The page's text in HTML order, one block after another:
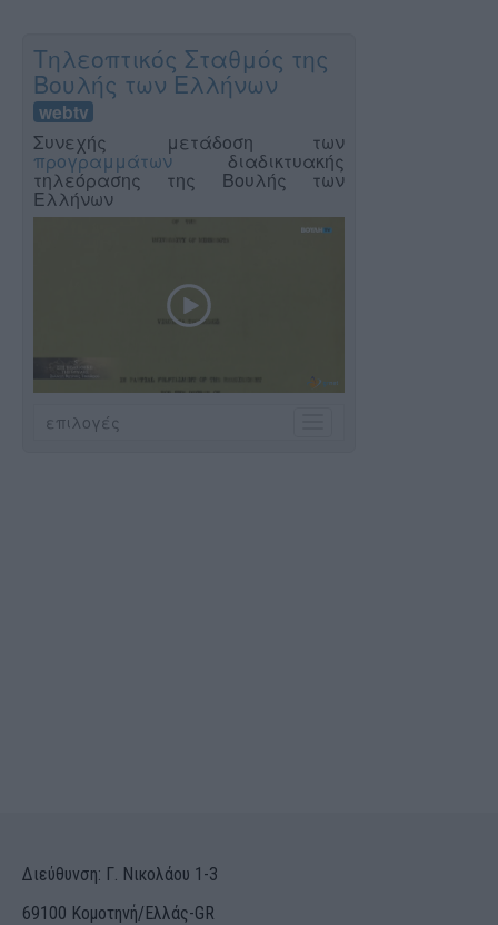
Διεύθυνση: Γ. Νικολάου 1-3
69100 Κομοτηνή/Ελλάς-GR